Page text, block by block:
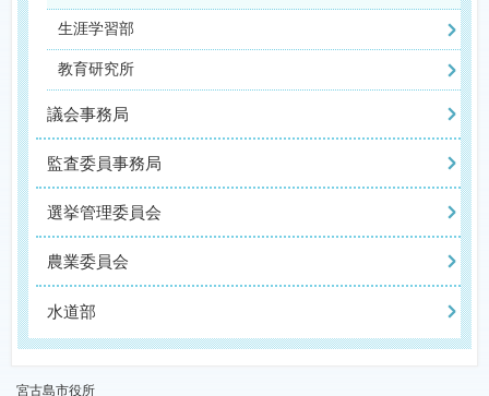
生涯学習部
教育研究所
議会事務局
監査委員事務局
選挙管理委員会
農業委員会
水道部
宮古島市役所